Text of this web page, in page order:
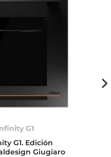
G1
G1. Edición
Giugiaro